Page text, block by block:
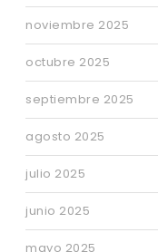
noviembre 2025
octubre 2025
septiembre 2025
agosto 2025
julio 2025
junio 2025
mayo 2025